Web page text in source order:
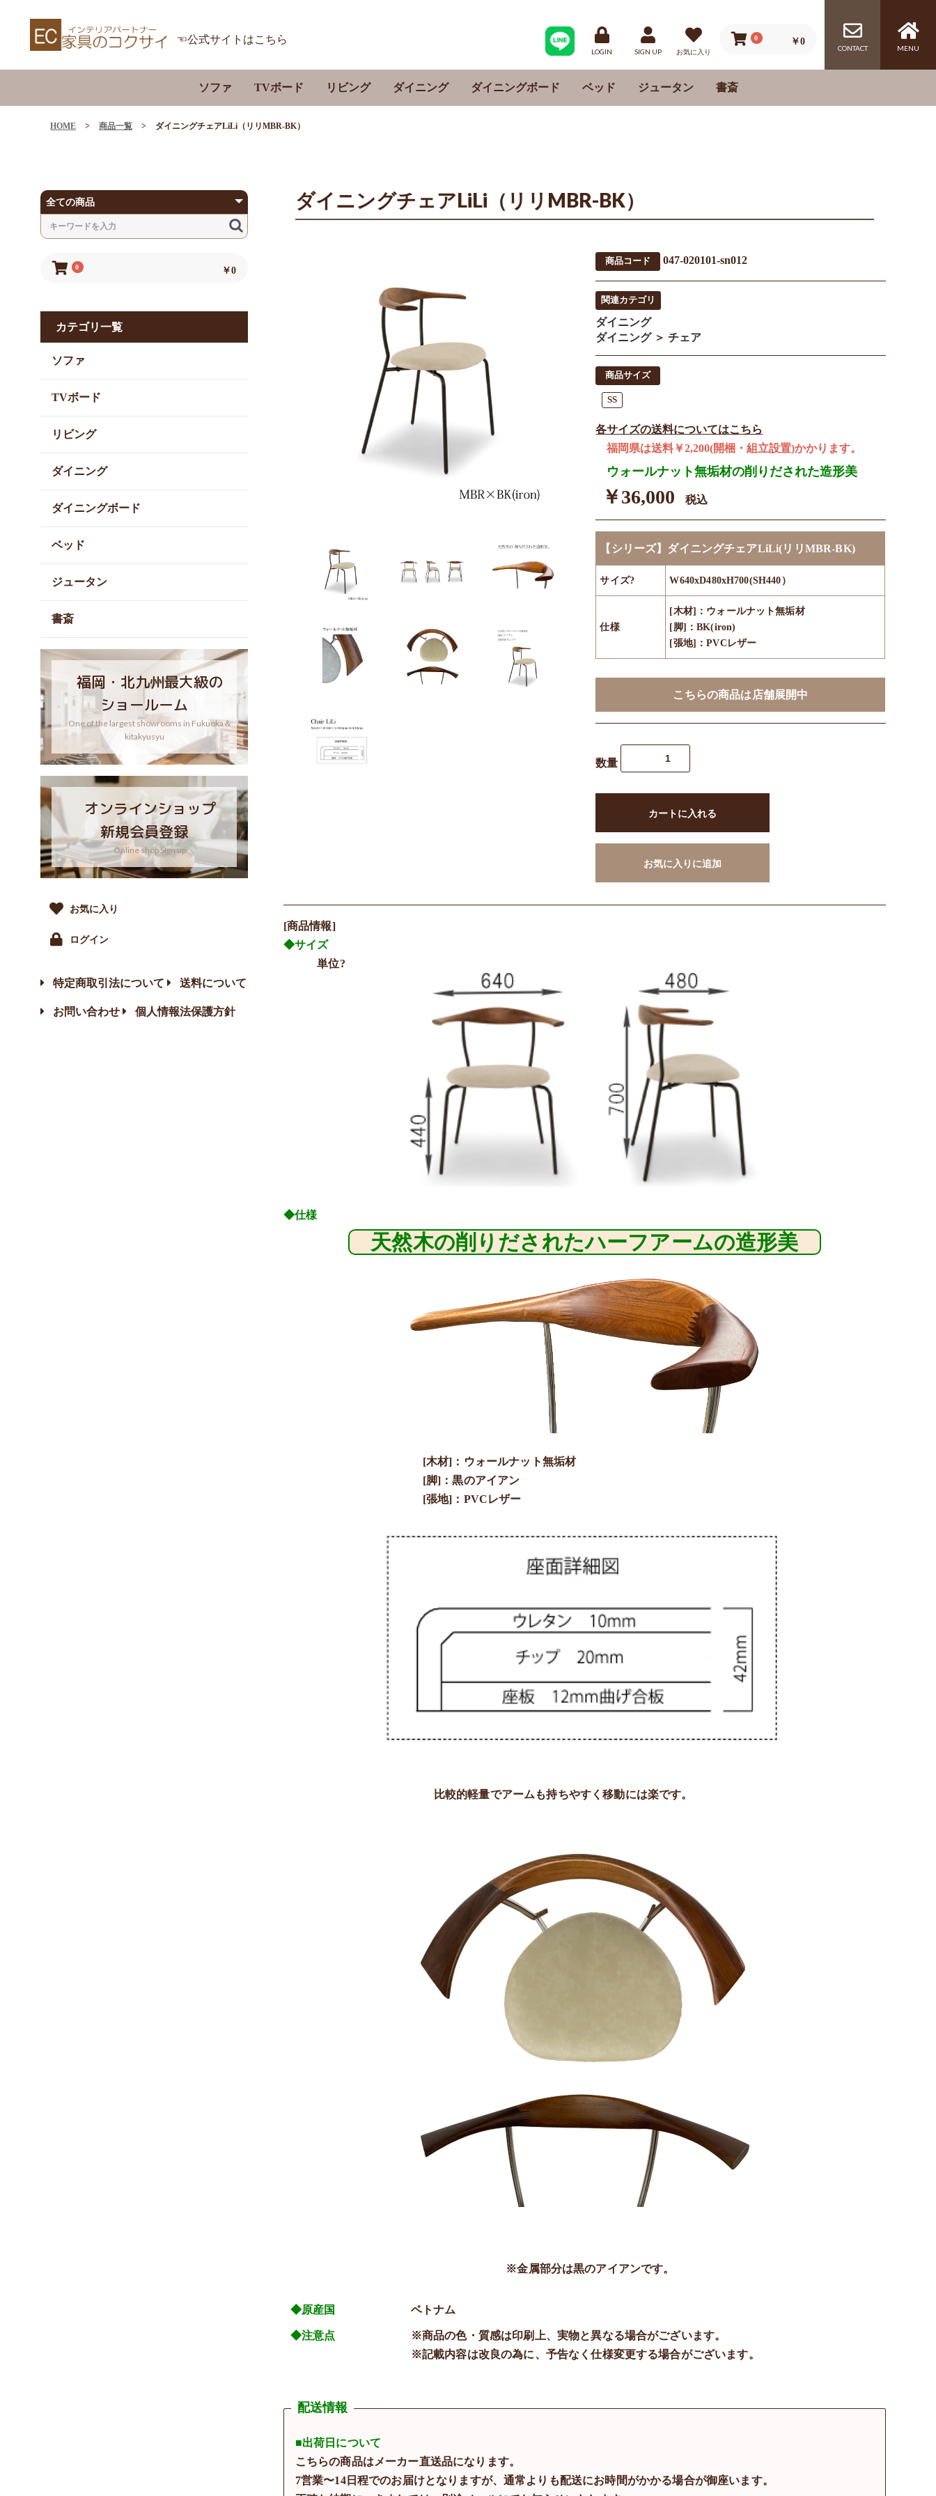
☜公式サイトはこちら
LOGIN SIGN UP お気に入り
0 ￥0
CONTACT MENU
ソファ
～80cm
1Pソファ
2Pソファ
3Pソファ
カウチソファ
電動ソファ
パーソナルチェア
ソファベッド
TVボード リビング ダイニング ダイニングボード ベッド ジュータン 書斎
HOME > 商品一覧 > ダイニングチェアLiLi（リリMBR-BK）
0 ￥0
カテゴリ一覧
ソファ
TVボード
リビング
ダイニング
ダイニングボード
ベッド
ジュータン
書斎
福岡・北九州最大級の
ショールーム
One of the largest showrooms in Fukuoka＆
kitakyusyu
オンラインショップ
新規会員登録
Online shop SIgn up
お気に入り
ログイン
特定商取引法について 送料について
お問い合わせ 個人情報法保護方針
ダイニングチェアLiLi（リリMBR-BK）
商品コード 047-020101-sn012
関連カテゴリ
ダイニング
ダイニング ＞ チェア
商品サイズ
SS
各サイズの送料についてはこちら
福岡県は送料￥2,200(開梱・組立設置)かかります。
ウォールナット無垢材の削りだされた造形美
￥36,000 税込
【シリーズ】ダイニングチェアLiLi(リリMBR-BK)
サイズ? W640xD480xH700(SH440）
仕様
[木材]：ウォールナット無垢材
[脚]：BK(iron)
[張地]：PVCレザー
こちらの商品は店舗展開中
数量
カートに入れる
お気に入りに追加
[商品情報]
◆サイズ
単位?
◆仕様
天然木の削りだされたハーフアームの造形美
[木材]：ウォールナット無垢材
[脚]：黒のアイアン
[張地]：PVCレザー
比較的軽量でアームも持ちやすく移動には楽です。
※金属部分は黒のアイアンです。
◆原産国 ベトナム
◆注意点
※商品の色・質感は印刷上、実物と異なる場合がございます。
※記載内容は改良の為に、予告なく仕様変更する場合がございます。
配送情報
■出荷日について
こちらの商品はメーカー直送品になります。
7営業〜14日程でのお届けとなりますが、通常よりも配送にお時間がかかる場合が御座います。